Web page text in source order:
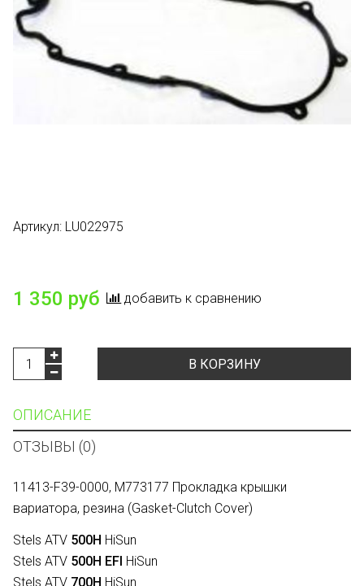
Артикул: LU022975
1 350 руб добавить к сравнению
В КОРЗИНУ
ОПИСАНИЕ
ОТЗЫВЫ (0)
11413-F39-0000, M773177 Прокладка крышки
вариатора, резина (Gasket-Clutch Cover)
Stels ATV 500H HiSun
Stels ATV 500H EFI HiSun
Stels ATV 700H HiSun